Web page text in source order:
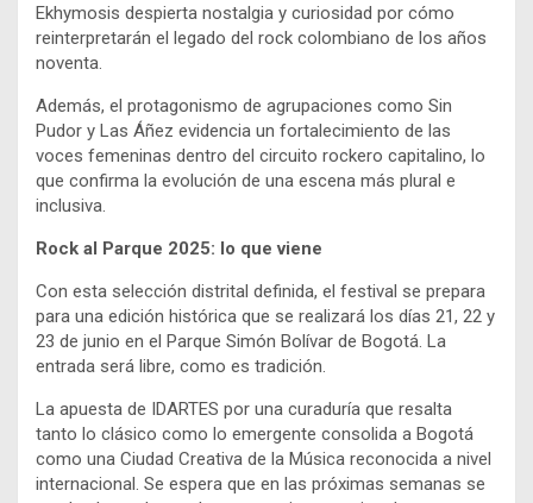
Ekhymosis despierta nostalgia y curiosidad por cómo
reinterpretarán el legado del rock colombiano de los años
noventa.
Además, el protagonismo de agrupaciones como Sin
Pudor y Las Áñez evidencia un fortalecimiento de las
voces femeninas dentro del circuito rockero capitalino, lo
que confirma la evolución de una escena más plural e
inclusiva.
Rock al Parque 2025: lo que viene
Con esta selección distrital definida, el festival se prepara
para una edición histórica que se realizará los días 21, 22 y
23 de junio en el Parque Simón Bolívar de Bogotá. La
entrada será libre, como es tradición.
La apuesta de IDARTES por una curaduría que resalta
tanto lo clásico como lo emergente consolida a Bogotá
como una Ciudad Creativa de la Música reconocida a nivel
internacional. Se espera que en las próximas semanas se